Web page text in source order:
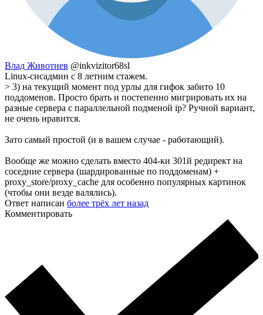
Влад Животнев @inkvizitor68sl
Linux-сисадмин с 8 летним стажем.
> 3) на текущий момент под урлы для гифок забито 10
поддоменов. Просто брать и постепенно мигрировать их на
разные сервера с параллельной подменой ip? Ручной вариант,
не очень нравится.
Зато самый простой (и в вашем случае - работающий).
Вообще же можно сделать вместо 404-ки 301й редирект на
соседние сервера (шардированные по поддоменам) +
proxy_store/proxy_cache для особенно популярных картинок
(чтобы они везде валялись).
Ответ написан более трёх лет назад
Комментировать